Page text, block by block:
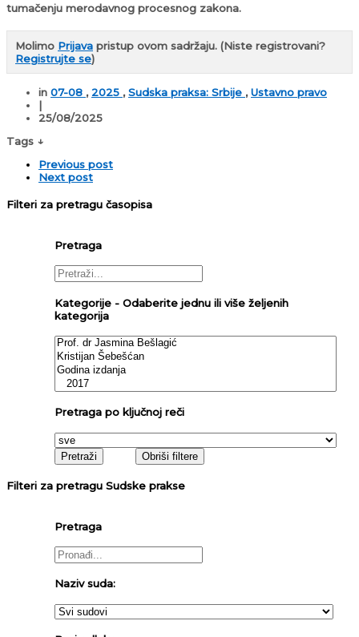
tumačenju merodavnog procesnog zakona.
Molimo Prijava pristup ovom sadržaju. (Niste registrovani?
Registrujte se)
in 07-08 , 2025 , Sudska praksa: Srbije , Ustavno pravo
|
25/08/2025
Tags ↓
Previous post
Next post
Filteri za pretragu časopisa
Pretraga
Kategorije - Odaberite jednu ili više željenih
kategorija
Pretraga po ključnoj reči
Filteri za pretragu Sudske prakse
Pretraga
Naziv suda: